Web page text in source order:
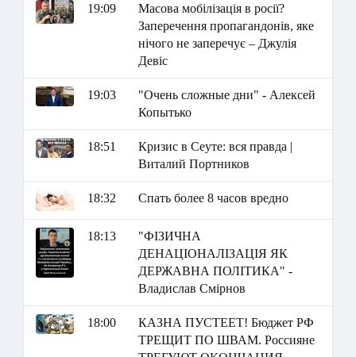
19:09
Масова мобілізація в росії?
Заперечення пропагандонів, яке
нічого не заперечує – Джулія
Девіс
19:03
"Очень сложные дни" - Алексей
Копытько
18:51
Кризис в Сеуте: вся правда |
Виталий Портников
18:32 Спать более 8 часов вредно
18:13
"ФІЗИЧНА
ДЕНАЦІОНАЛІЗАЦІЯ ЯК
ДЕРЖАВНА ПОЛІТИКА" -
Владислав Смірнов
18:00
КАЗНА ПУСТЕЕТ! Бюджет РФ
ТРЕЩИТ ПО ШВАМ. Россияне